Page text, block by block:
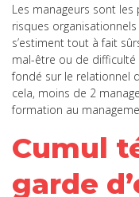
Les manageurs sont
risques organisationnels
s’estiment tout à fait
mal-être ou de difficulté
fondé sur le relationnel
cela, moins de 2
formation au
Cumul
garde